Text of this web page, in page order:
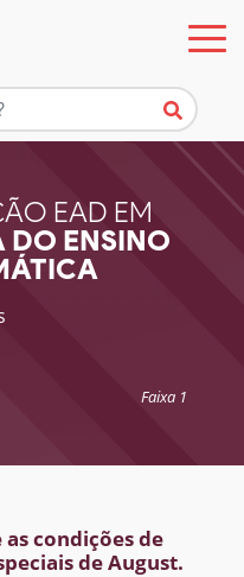
EAD EM
ENSINO
Faixa 1
as condições de
de August.